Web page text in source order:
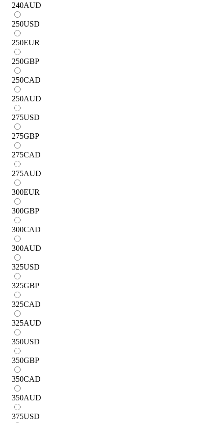
240AUD
250USD
250EUR
250GBP
250CAD
250AUD
275USD
275GBP
275CAD
275AUD
300EUR
300GBP
300CAD
300AUD
325USD
325GBP
325CAD
325AUD
350USD
350GBP
350CAD
350AUD
375USD